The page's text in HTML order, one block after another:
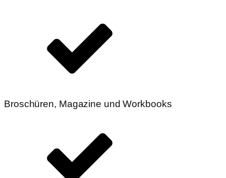
Broschüren, Magazine und Workbooks